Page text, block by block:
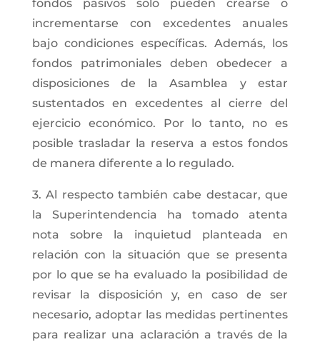
fondos pasivos solo pueden crearse o
incrementarse con excedentes anuales
bajo condiciones específicas. Además, los
fondos patrimoniales deben obedecer a
disposiciones de la Asamblea y estar
sustentados en excedentes al cierre del
ejercicio económico. Por lo tanto, no es
posible trasladar la reserva a estos fondos
de manera diferente a lo regulado.
3. Al respecto también cabe destacar, que
la Superintendencia ha tomado atenta
nota sobre la inquietud planteada en
relación con la situación que se presenta
por lo que se ha evaluado la posibilidad de
revisar la disposición y, en caso de ser
necesario, adoptar las medidas pertinentes
para realizar una aclaración a través de la